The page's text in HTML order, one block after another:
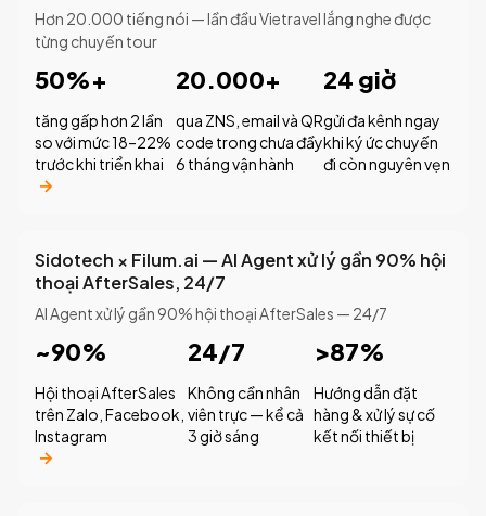
Hơn 20.000 tiếng nói — lần đầu Vietravel lắng nghe được
từng chuyến tour
50%+
tăng gấp hơn 2 lần
so với mức 18–22%
trước khi triển khai
20.000+
qua ZNS, email và QR
code trong chưa đầy
6 tháng vận hành
24 giờ
gửi đa kênh ngay
khi ký ức chuyến
đi còn nguyên vẹn
Sidotech × Filum.ai — AI Agent xử lý gần 90% hội
thoại AfterSales, 24/7
AI Agent xử lý gần 90% hội thoại AfterSales — 24/7
~90%
Hội thoại AfterSales
trên Zalo, Facebook,
Instagram
24/7
Không cần nhân
viên trực — kể cả
3 giờ sáng
>87%
Hướng dẫn đặt
hàng & xử lý sự cố
kết nối thiết bị